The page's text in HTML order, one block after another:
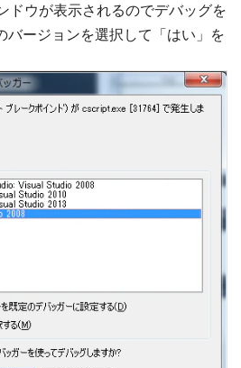
ドウが表示されるのでデバッグを
ージョンを選択して「はい」を